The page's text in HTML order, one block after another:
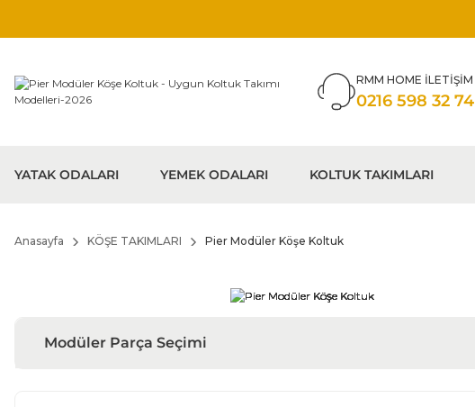
RMM HOME İLETİŞİM
0216 598 32 74
YATAK ODALARI YEMEK ODALARI KOLTUK TAKIMLARI
Anasayfa KÖŞE TAKIMLARI Pier Modüler Köşe Koltuk
Modüler Parça Seçimi